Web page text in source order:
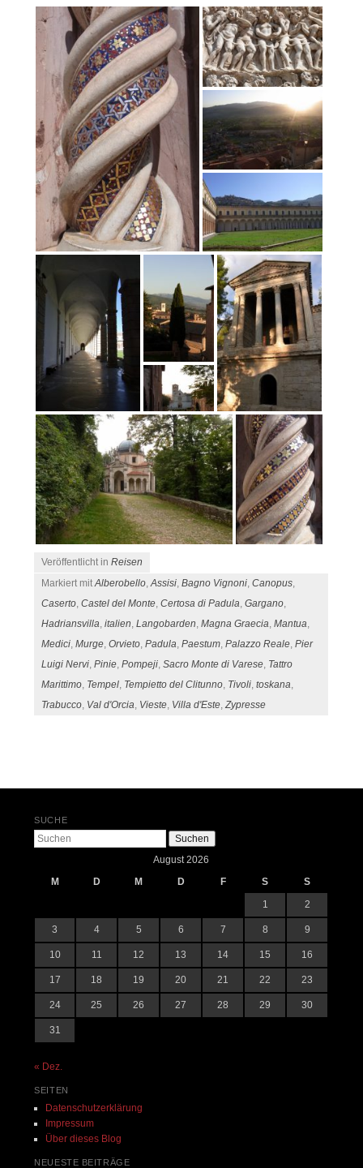
Veröffentlicht inReisen
Markiert mitAlberobello ,Assisi ,Bagno Vignoni ,Canopus
Caserto ,Castel del Monte ,Certosa di Padula ,Gargano
Hadriansvilla ,italien ,Langobarden ,Magna Graecia ,Mantua
Medici ,Murge ,Orvieto ,Padula ,Paestum ,Palazzo Reale ,Pier
Luigi Nervi ,Pinie ,Pompeji ,Sacro Monte di Varese Tattro
Marittimo Tempel Tempietto del Clitunno Tivoli ,toskana
Trabucco Val d'Orcia Vieste Villa d'Este ,Zypresse
SUCHE
Suchen
August 2026
M
D M D F S
S
1
2
3 4 5 6 7 8 9
10 11 12 13 14 15 16
17 18 19 20 21 22 23
24 25 26 27 28 29 30
31
« Dez.
SEITEN
Datenschutzerklärung
Impressum
Über dieses Blog
NEUESTE BEITRÄGE